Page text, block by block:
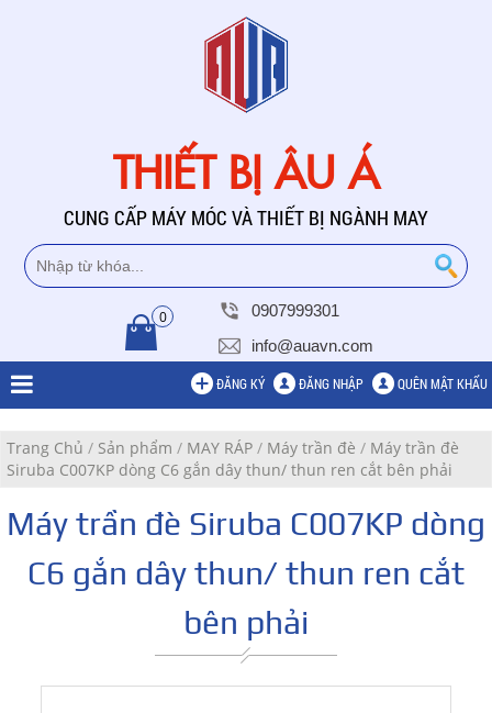
THIẾT BỊ ÂU Á
CUNG CẤP MÁY MÓC VÀ THIẾT BỊ NGÀNH MAY
0
0907999301
info@auavn.com
ĐĂNG KÝ ĐĂNG NHẬP QUÊN MẬT KHẨU
Trang Chủ / Sản phẩm / MAY RÁP / Máy trần đè / Máy trần đè
Siruba C007KP dòng C6 gắn dây thun/ thun ren cắt bên phải
Máy trần đè Siruba C007KP dòng
C6 gắn dây thun/ thun ren cắt
bên phải